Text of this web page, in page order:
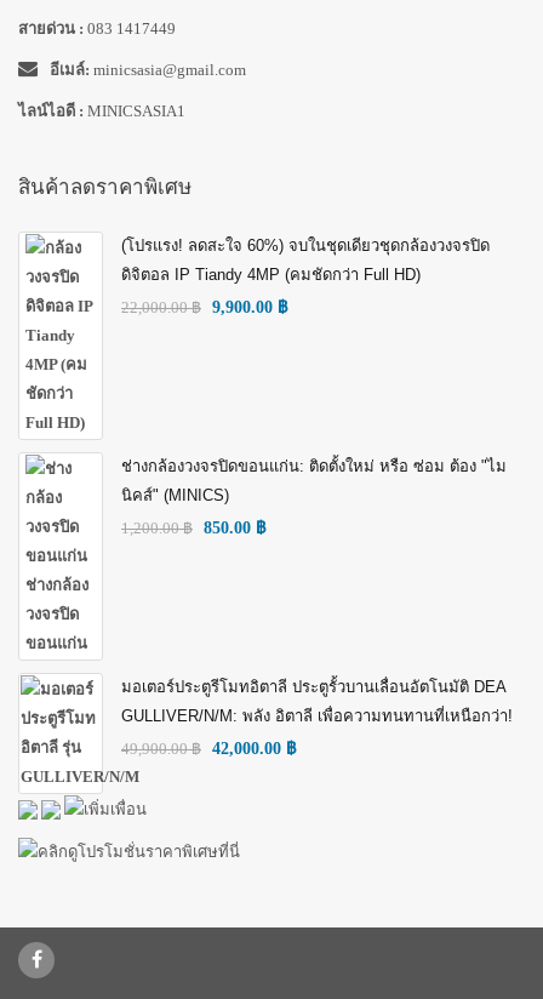
สายด่วน : 083 1417449
อีเมล์: minicsasia@gmail.com
ไลน์ไอดี : MINICSASIA1
สินค้าลดราคาพิเศษ
(โปรแรง! ลดสะใจ 60%) จบในชุดเดียวชุดกล้องวงจรปิด
ดิจิตอล IP Tiandy 4MP (คมชัดกว่า Full HD)
22,000.00฿ 9,900.00 ฿
ช่างกล้องวงจรปิดขอนแก่น: ติดตั้งใหม่ หรือ ซ่อม ต้อง "ไม
นิคส์" (MINICS)
1,200.00฿ 850.00 ฿
มอเตอร์ประตูรีโมทอิตาลี ประตูรั้วบานเลื่อนอัตโนมัติ DEA
GULLIVER/N/M: พลัง อิตาลี เพื่อความทนทานที่เหนือกว่า!
49,900.00฿ 42,000.00 ฿